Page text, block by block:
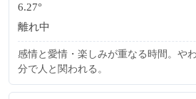
6.27°
離れ中
感情と愛情・楽しみが重なる時間。や
分で人と関われる。